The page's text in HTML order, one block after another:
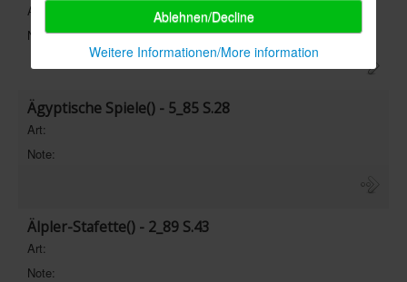
Art: Titel
Note: 6,714
Ägyptische Spiele() - 5_85 S.28
Art:
Note:
Älpler-Stafette() - 2_89 S.43
Art:
Note:
Ablehnen/Decline
Weitere Informationen/More information